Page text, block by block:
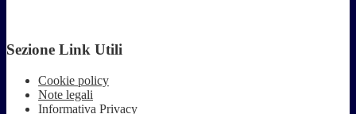
Sezione Link Utili
Cookie policy
Note legali
Informativa Privacy